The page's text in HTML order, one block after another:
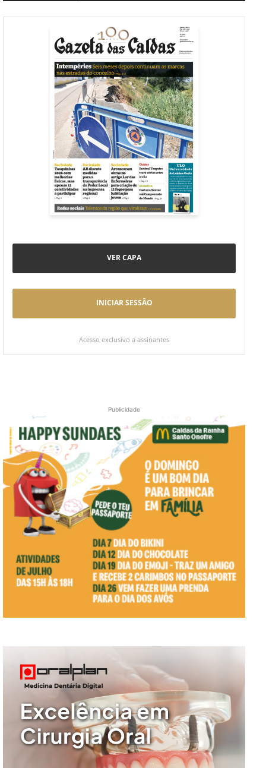
VER CAPA
INICIAR SESSÃO
Acesso exclusivo a assinantes
Publicidade